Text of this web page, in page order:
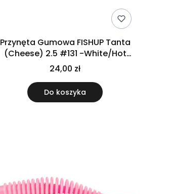
Przynęta Gumowa FISHUP Tanta
(Cheese) 2.5 #131 -White/Hot
Chartre
24,00 zł
Do koszyka